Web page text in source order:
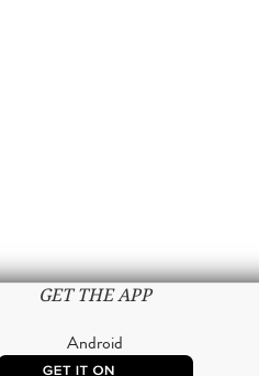
GET THE APP
Android